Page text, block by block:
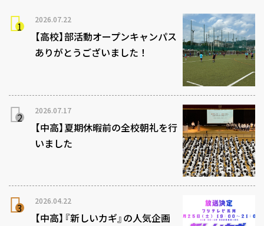
2026.07.22
【高校】部活動オープンキャンパス
ありがとうございました！
2026.07.17
【中高】夏期休暇前の全校朝礼を行
いました
2026.04.22
【中高】『新しいカギ』の人気企画